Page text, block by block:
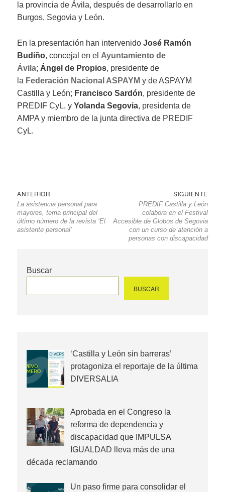
la provincia de Ávila, después de desarrollarlo en
Burgos, Segovia y León.
En la presentación han intervenidoJosé Ramón
Budiño, concejal en el Ayuntamiento de
Ávila; Ángel de Propios, presidente de
la Federación Nacional ASPAYM y de ASPAYM
Castilla y León; Francisco Sardón, presidente de
PREDIF CyL, yYolanda Segovia, presidenta de
AMPA y miembro de la junta directiva de PREDIF
CyL.
Navegación
de
entradas
ANTERIOR
anterior
La asistencia personal para
mayores, tema principal del
último número de la revista ‘El
asistente personal’
SIGUIENTE
PREDIF Castilla y León
colabora en el Festival
Accesible de Globos de Segovia
con un curso de atención a
personas con discapacidad
Buscar
BUSCAR
‘Castilla y León sin barreras’
protagoniza el reportaje de la última
DIVERSALIA
Aprobada en el Congreso la
reforma de dependencia y
discapacidad que IMPULSA
IGUALDAD lleva más de una
década reclamando
Un paso firme para consolidar el